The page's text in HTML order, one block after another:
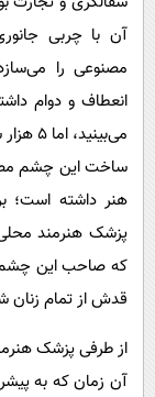
آن با چربی
مصنوعی را
انعطاف و دوام
می‌بینید، اما ۵ هزار سال قبل بخشی از سطح آن سفیدرنگ بوده است.
ساخت این چشم
هنر داشته است؛
پزشک هنرمند
که صاحب این چشم
قدش از تمام زنان
از طرفی پزشک
آن زمان که به